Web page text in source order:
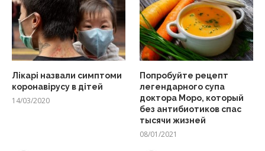
Лікарі назвали симптоми
коронавірусу в дітей
14/03/2020
Попробуйте рецепт
легендарного супа
доктора Моро, который
без антибиотиков спас
тысячи жизней
08/01/2021